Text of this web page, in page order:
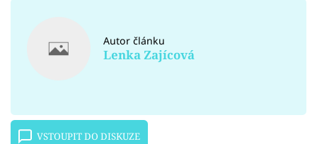
Autor článku
Lenka Zajícová
VSTOUPIT DO DISKUZE